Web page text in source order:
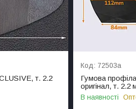
т. 2.2
72503а
Гумова
оригінал, т. 2.2
В наявності